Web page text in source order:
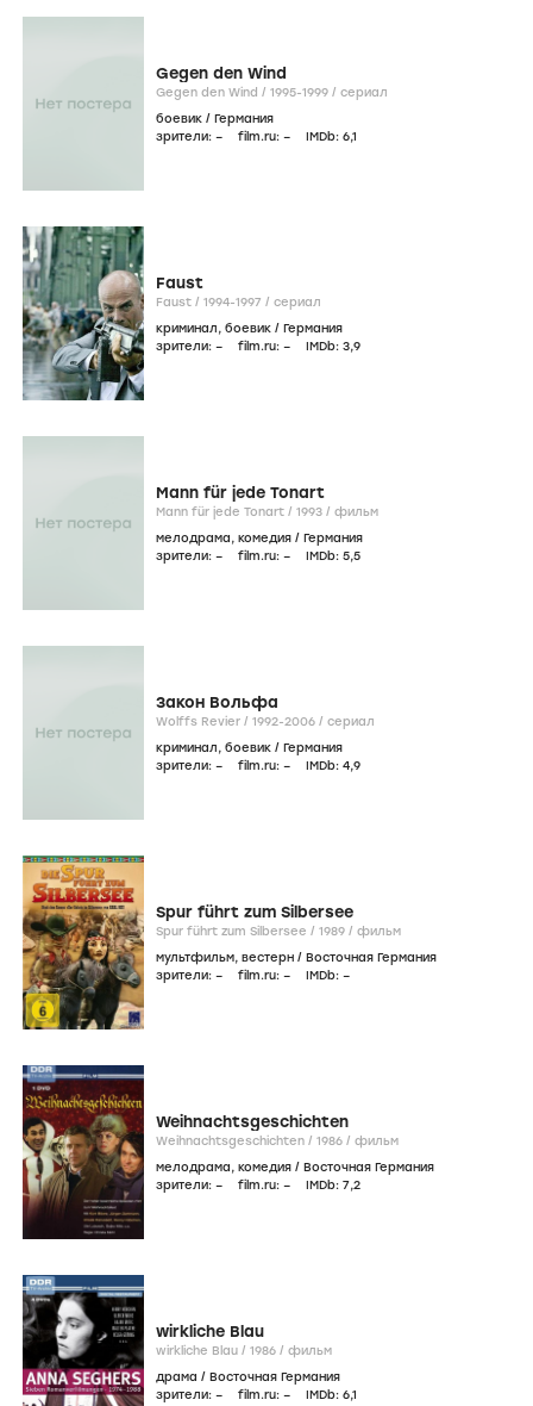
Gegen den Wind
Gegen den Wind / 1995-1999 / сериал
боевик / Германия
зрители: – film.ru: – IMDb: 6,1
Faust
Faust / 1994-1997 / сериал
криминал, боевик / Германия
зрители: – film.ru: – IMDb: 3,9
Mann für jede Tonart
Mann für jede Tonart / 1993 / фильм
мелодрама, комедия / Германия
зрители: – film.ru: – IMDb: 5,5
Закон Вольфа
Wolffs Revier / 1992-2006 / сериал
криминал, боевик / Германия
зрители: – film.ru: – IMDb: 4,9
Spur führt zum Silbersee
Spur führt zum Silbersee / 1989 / фильм
мультфильм, вестерн / Восточная Германия
зрители: – film.ru: – IMDb: –
Weihnachtsgeschichten
Weihnachtsgeschichten / 1986 / фильм
мелодрама, комедия / Восточная Германия
зрители: – film.ru: – IMDb: 7,2
wirkliche Blau
wirkliche Blau / 1986 / фильм
драма / Восточная Германия
зрители: – film.ru: – IMDb: 6,1